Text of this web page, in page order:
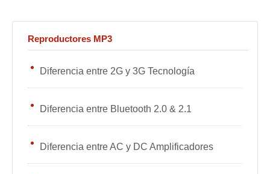
Reproductores MP3
Diferencia entre 2G y 3G Tecnología
Diferencia entre Bluetooth 2.0 & 2.1
Diferencia entre AC y DC Amplificadores